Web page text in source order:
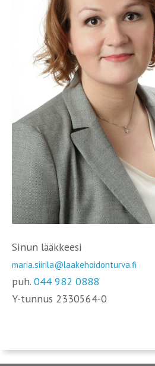
Sinun lääkkeesi
maria.siirila@laakehoidonturva.fi
puh. 044 982 0888
Y-tunnus 2330564-0